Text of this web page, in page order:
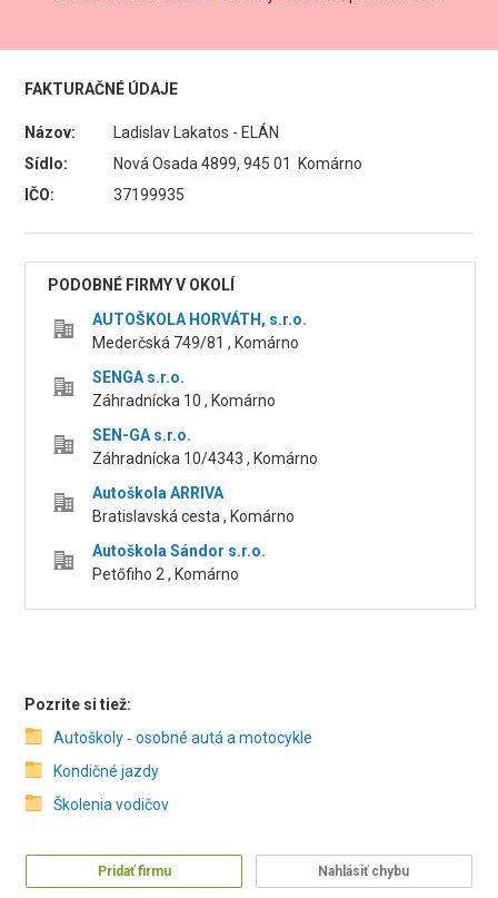
FAKTURAČNÉ ÚDAJE
Názov:
Ladislav Lakatos - ELÁN
Sídlo:
Nová Osada 4899, 945 01 Komárno
IČO:
37199935
PODOBNÉ FIRMY V OKOLÍ
AUTOŠKOLA HORVÁTH, s.r.o.
Mederčská 749/81 , Komárno
SENGA s.r.o.
Záhradnícka 10 , Komárno
SEN-GA s.r.o.
Záhradnícka 10/4343 , Komárno
Autoškola ARRIVA
Bratislavská cesta , Komárno
Autoškola Sándor s.r.o.
Petőfiho 2 , Komárno
Pozrite si tiež:
Autoškoly ‑ osobné autá a motocykle
Kondičné jazdy
Školenia vodičov
Pridať firmu Nahlásiť chybu